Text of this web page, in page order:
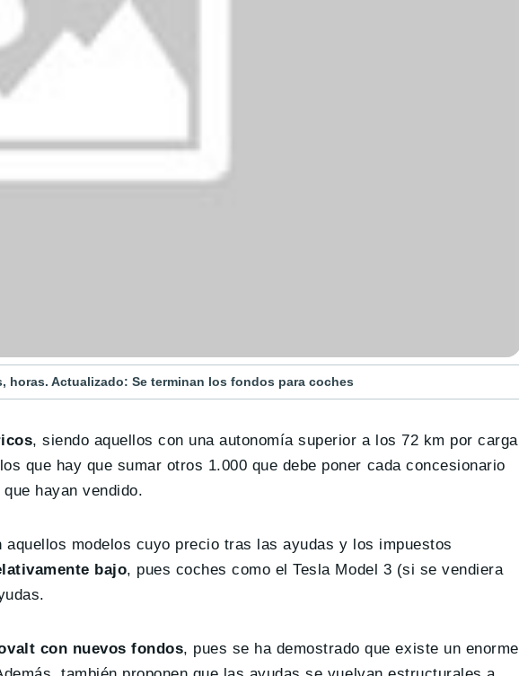
horas. Actualizado: Se terminan los fondos para coches
, siendo aquellos con una autonomía superior a los 72 km por carga
que hay que sumar otros 1.000 que debe poner cada concesionario
hayan vendido.
modelos cuyo precio tras las ayudas y los impuestos
bajo, pues coches como el Tesla Model 3 (si se vendiera
con nuevos fondos, pues se ha demostrado que existe un enorme